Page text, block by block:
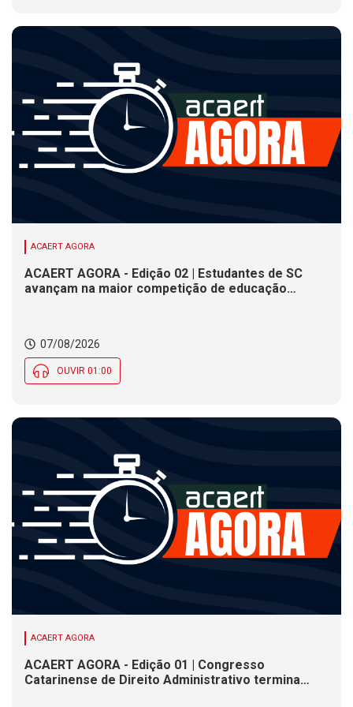
ACAERT AGORA
ACAERT AGORA - Edição 02 | Estudantes de SC
avançam na maior competição de educação
Social nesta sexta (7)
07/08/2026
OUVIR 01:00
ACAERT AGORA
ACAERT AGORA - Edição 01 | Congresso
Catarinense de Direito Administrativo termina